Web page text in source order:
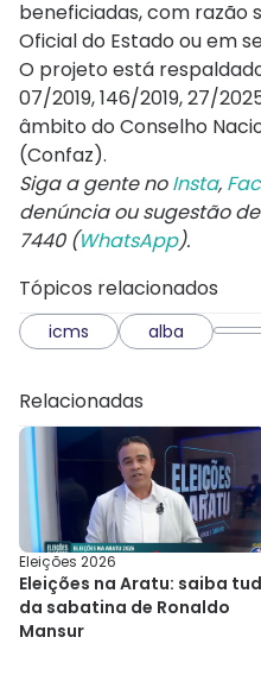
beneficiadas, com razão
Oficial do Estado ou em
O projeto está
07/2019, 146/2019, 27/
âmbito do Conselho
(Confaz).
Siga a gente noInsta,
denúncia ou sugestão
7440 (WhatsApp).
Tópicos relacionados
icms alba
Relacionadas
Eleições 2026
Eleições na Aratu: saiba
da sabatina de Ronaldo
Mansur